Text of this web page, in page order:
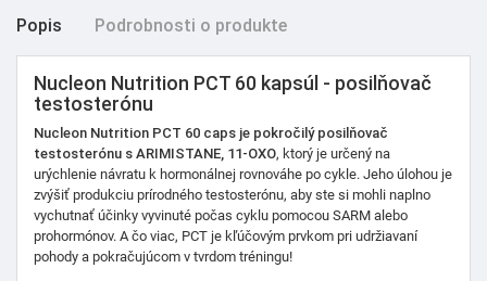
Popis Podrobnosti o produkte
Nucleon Nutrition PCT 60 kapsúl - posilňovač
testosterónu
Nucleon Nutrition PCT 60 caps je pokročilý posilňovač
testosterónu s ARIMISTANE, 11-OXO, ktorý je určený na
urýchlenie návratu k hormonálnej rovnováhe po cykle. Jeho úlohou je
zvýšiť produkciu prírodného testosterónu, aby ste si mohli naplno
vychutnať účinky vyvinuté počas cyklu pomocou SARM alebo
prohormónov. A čo viac, PCT je kľúčovým prvkom pri udržiavaní
pohody a pokračujúcom v tvrdom tréningu!